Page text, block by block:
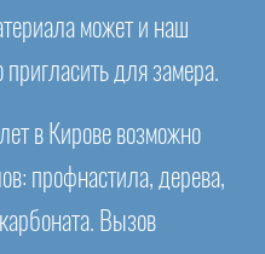
может и наш
для замера.
в Кирове возможно
профнастила, дерева,
Вызов